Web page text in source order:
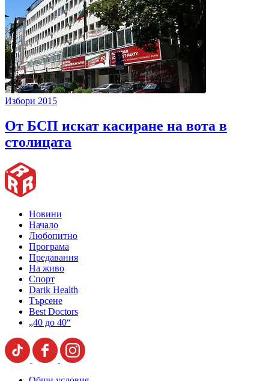
Избори 2015
От БСП искат касиране на вота в
столицата
Новини
Начало
Любопитно
Програма
Предавания
На живо
Спорт
Darik Health
Търсене
Best Doctors
„40 до 40“